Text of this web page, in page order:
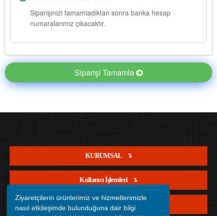
Ziyaretçilerin ürünlerimiz ve hizmetlerimizle
nasıl etkileşimde bulunduğuna dair bilgi
Siparişinizi tamamladıktan sonra banka hesap
numaralarımız çıkacaktır.
Siparişi Tamamla
KURUMSAL
Kullanıcı İşlemleri
Satış İşlemleri